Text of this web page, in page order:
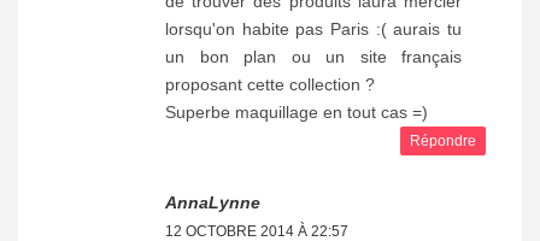
lorsqu'on habite pas Paris :( aurais tu
un bon plan ou un site français
proposant cette collection ?
Superbe maquillage en tout cas =)
Répondre
AnnaLynne
12 OCTOBRE 2014 À 22:57